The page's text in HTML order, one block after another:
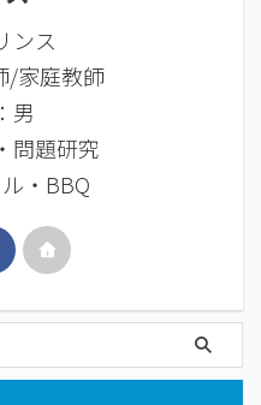
ンス
/家庭教師
男
問題研究
・BBQ